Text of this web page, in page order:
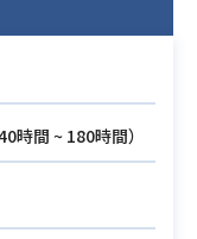
ニアとの連携
時間 ~ 180時間）